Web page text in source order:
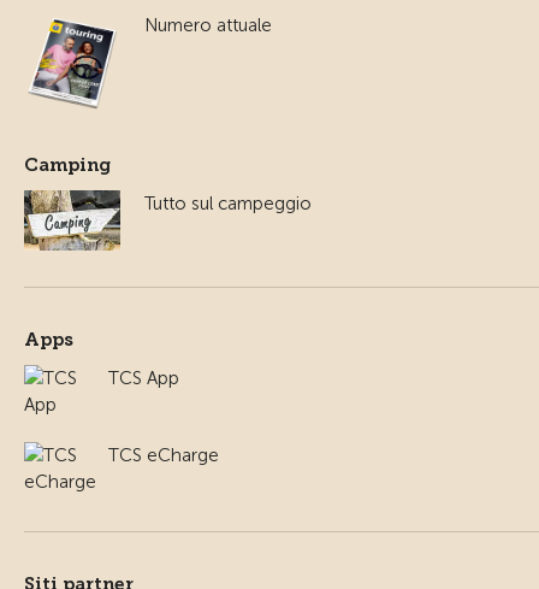
Numero attuale
Camping
Tutto sul campeggio
Apps
TCS App
TCS eCharge
Siti partner